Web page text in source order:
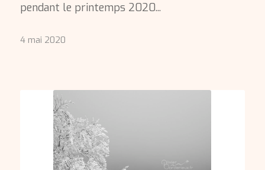
pendant le printemps 2020...
4 mai 2020